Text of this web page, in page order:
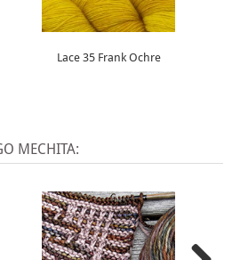
Lace 35 Frank Ochre
MECHITA: